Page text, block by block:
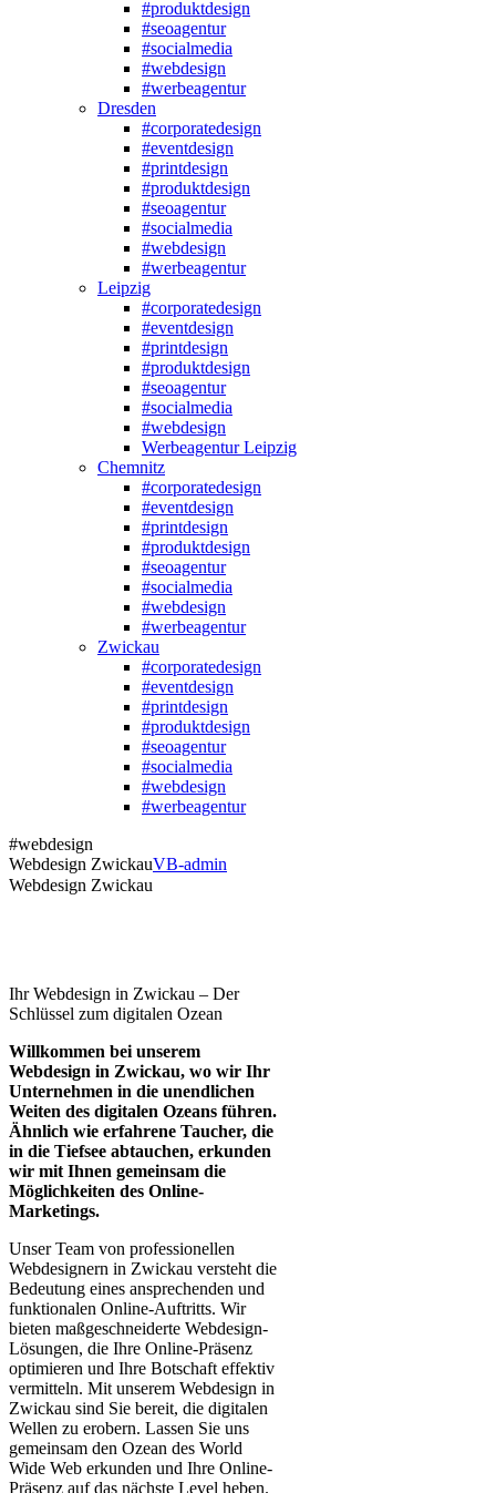
#produktdesign
#seoagentur
#socialmedia
#webdesign
#werbeagentur
Dresden
#corporatedesign
#eventdesign
#printdesign
#produktdesign
#seoagentur
#socialmedia
#webdesign
#werbeagentur
Leipzig
#corporatedesign
#eventdesign
#printdesign
#produktdesign
#seoagentur
#socialmedia
#webdesign
Werbeagentur Leipzig
Chemnitz
#corporatedesign
#eventdesign
#printdesign
#produktdesign
#seoagentur
#socialmedia
#webdesign
#werbeagentur
Zwickau
#corporatedesign
#eventdesign
#printdesign
#produktdesign
#seoagentur
#socialmedia
#webdesign
#werbeagentur
#webdesign
Webdesign ZwickauVB-admin
Webdesign Zwickau
Ihr Webdesign in Zwickau – Der
Schlüssel zum digitalen Ozean
Willkommen bei unserem
Webdesign in Zwickau, wo wir Ihr
Unternehmen in die unendlichen
Weiten des digitalen Ozeans führen.
Ähnlich wie erfahrene Taucher, die
in die Tiefsee abtauchen, erkunden
wir mit Ihnen gemeinsam die
Möglichkeiten des Online-
Marketings.
Unser Team von professionellen
Webdesignern in Zwickau versteht die
Bedeutung eines ansprechenden und
funktionalen Online-Auftritts. Wir
bieten maßgeschneiderte Webdesign-
Lösungen, die Ihre Online-Präsenz
optimieren und Ihre Botschaft effektiv
vermitteln. Mit unserem Webdesign in
Zwickau sind Sie bereit, die digitalen
Wellen zu erobern. Lassen Sie uns
gemeinsam den Ozean des World
Wide Web erkunden und Ihre Online-
Präsenz auf das nächste Level heben.